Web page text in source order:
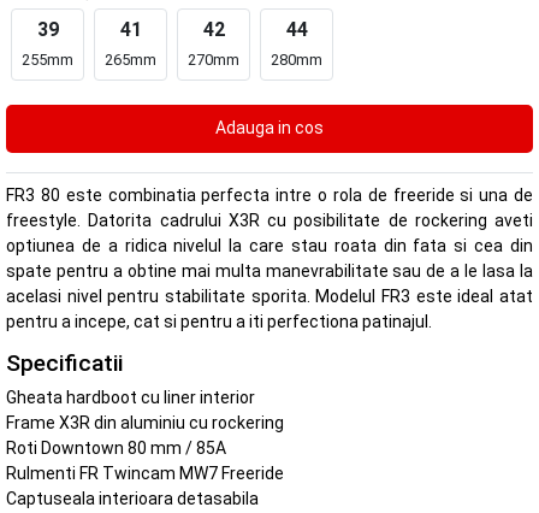
39
255mm
41
265mm
42
270mm
44
280mm
FR3 80 este combinatia perfecta intre o rola de freeride si una de
freestyle. Datorita cadrului X3R cu posibilitate de rockering aveti
optiunea de a ridica nivelul la care stau roata din fata si cea din
spate pentru a obtine mai multa manevrabilitate sau de a le lasa la
acelasi nivel pentru stabilitate sporita. Modelul FR3 este ideal atat
pentru a incepe, cat si pentru a iti perfectiona patinajul.
Specificatii
Gheata hardboot cu liner interior
Frame X3R din aluminiu cu rockering
Roti Downtown 80 mm / 85A
Rulmenti FR Twincam MW7 Freeride
Captuseala interioara detasabila